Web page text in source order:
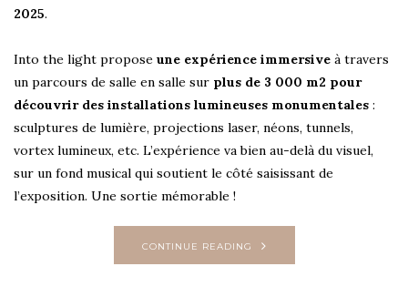
2025.
Into the light propose une expérience immersive à travers
un parcours de salle en salle sur plus de 3 000 m2 pour
découvrir des installations lumineuses monumentales :
sculptures de lumière, projections laser, néons, tunnels,
vortex lumineux, etc. L’expérience va bien au-delà du visuel,
sur un fond musical qui soutient le côté saisissant de
l’exposition. Une sortie mémorable !
CONTINUE READING